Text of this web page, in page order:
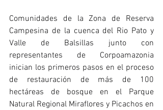
Comunidades de la Zona de Reserva
Campesina de la cuenca del Rio Pato y
Valle de Balsillas junto con
representantes de Corpoamazonia
inician los primeros pasos en el proceso
de restauración de más de 100
hectáreas de bosque en el Parque
Natural Regional Miraflores y Picachos en